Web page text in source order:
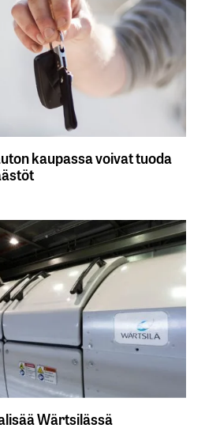
kaupassa voivat tuoda
Wärtsilässä